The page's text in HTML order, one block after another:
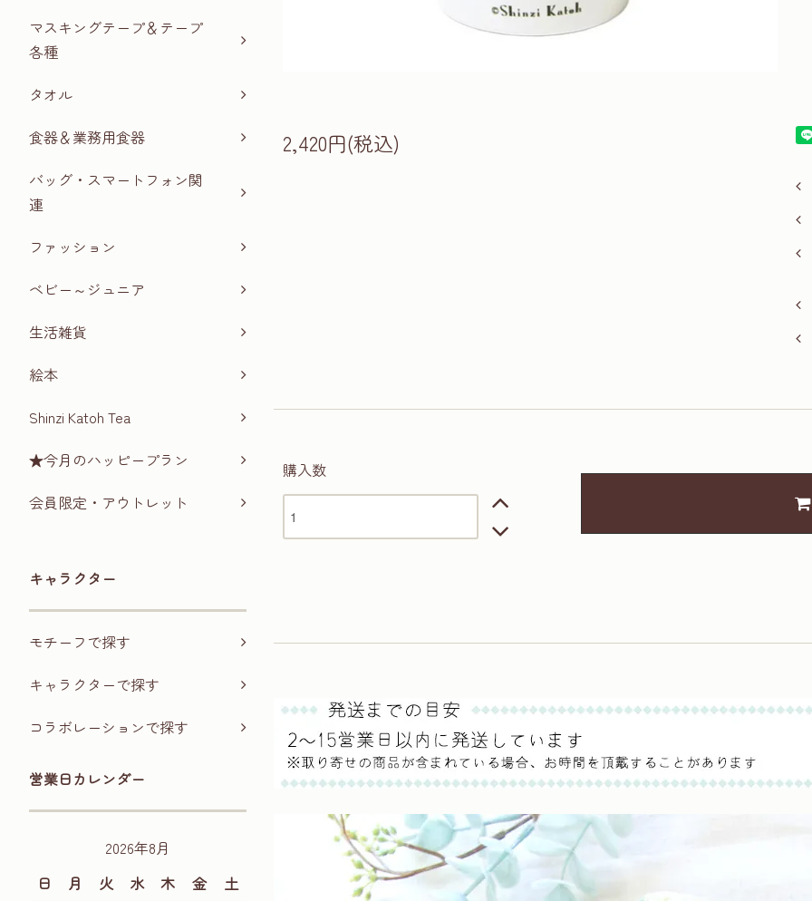
マスキングテープ＆テープ
各種
タオル
食器＆業務用食器
バッグ・スマートフォン関
連
ファッション
ベビー～ジュニア
生活雑貨
絵本
Shinzi Katoh Tea
★今月のハッピープラン
会員限定・アウトレット
キャラクター
モチーフで探す
キャラクターで探す
コラボレーションで探す
営業日カレンダー
2026年8月
日
月 火 水 木 金
土
2,420円(税込)
購入数